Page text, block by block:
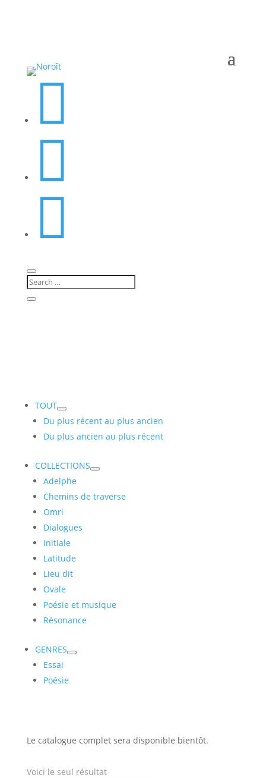



TOUT
Du plus récent au plus ancien
Du plus ancien au plus récent
COLLECTIONS
Adelphe
Chemins de traverse
Omri
Dialogues
Initiale
Latitude
Lieu dit
Ovale
Poésie et musique
Résonance
GENRES
Essai
Poésie
Le catalogue complet sera disponible bientôt.
Voici le seul résultat